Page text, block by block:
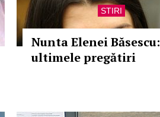
STIRI
Nunta Elenei Băsescu:
ultimele pregătiri